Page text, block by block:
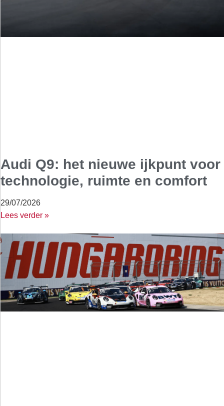
Audi Q9: het nieuwe ijkpunt voor
technologie, ruimte en comfort
29/07/2026
Lees verder »